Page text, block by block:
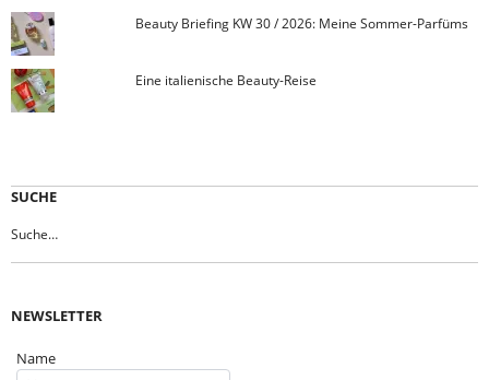
Beauty Briefing KW 30 / 2026: Meine Sommer-Parfüms
Eine italienische Beauty-Reise
SUCHE
NEWSLETTER
Name